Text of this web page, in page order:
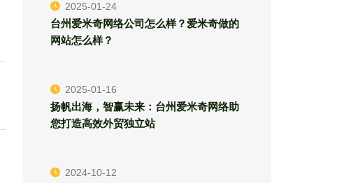
2025-01-24
台州爱米奇网络公司怎么样？爱米奇做的
网站怎么样？
2025-01-16
扬帆出海，智赢未来：台州爱米奇网络助
您打造高效外贸独立站
2024-10-12